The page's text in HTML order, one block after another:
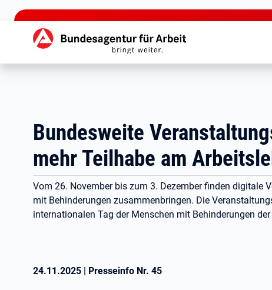
zu den Hauptinhalten springen
Hauptnavigation
Bundesweite
mehr Teilhabe am
Vom 26. November bis zum 3. Dezember finden digitale
mit Behinderungen zusammenbringen. Die
internationalen Tag der Menschen mit Behinderungen
24.11.2025 | Presseinfo Nr. 45